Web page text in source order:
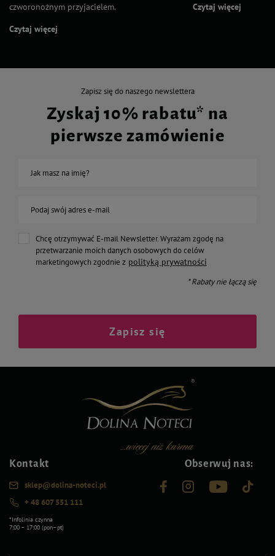
czworonożnym przyjacielem.
Czytaj więcej
Czytaj więcej
Zapisz się do naszego newslettera
Zyskaj 10% rabatu* na
pierwsze zamówienie
Jak masz na imię?
Podaj swój adres e-mail
Chcę otrzymywać E-mail Newsletter. Wyrażam zgodę na
przetwarzanie moich danych osobowych do celów
marketingowych zgodnie z polityką prywatności
* Rabaty nie łączą się
Zapisz się
Kontakt
sklep@dolina-noteci.pl
+ 48 607 551 111
*Infolinia czynna
7:00 – 17:00 (pon–pt)
Obserwuj nas: